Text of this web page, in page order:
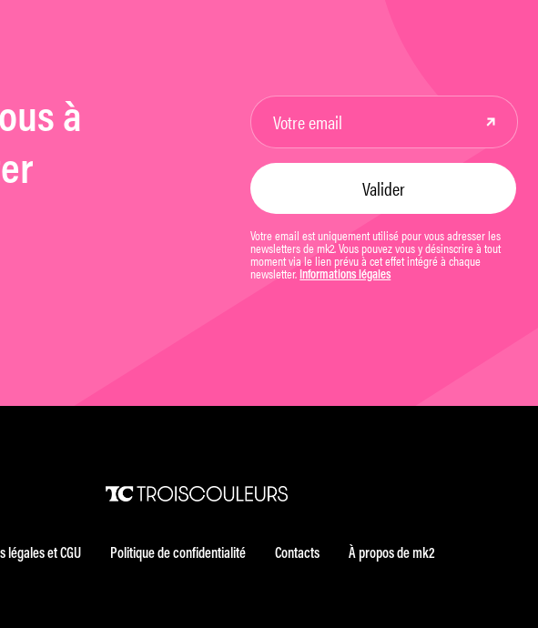
à
Votre email est uniquement utilisé pour vous adresser les
newsletters de mk2. Vous pouvez vous y désinscrire à tout
moment via le lien prévu à cet effet intégré à chaque
newsletter. Informations légales
légales et CGU Politique de confidentialité Contacts À propos de mk2